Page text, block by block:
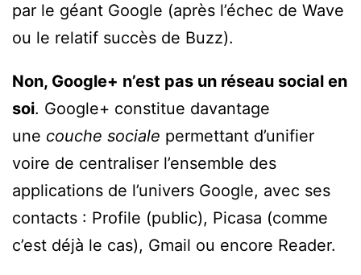
par le géant Google (après l’échec de Wave
ou le relatif succès de Buzz).
Non, Google+ n’est pas un réseau social en
soi. Google+ constitue davantage
une couche sociale permettant d’unifier
voire de centraliser l’ensemble des
applications de l’univers Google, avec ses
contacts : Profile (public), Picasa (comme
c’est déjà le cas), Gmail ou encore Reader.